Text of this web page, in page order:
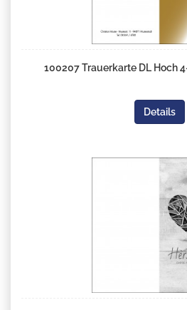
100207 Trauerkarte DL Hoch
Details